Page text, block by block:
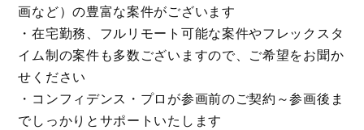
画など）の豊富な案件がございます
・在宅勤務、フルリモート可能な案件やフレックスタ
イム制の案件も多数ございますので、ご希望をお聞か
せください
・コンフィデンス・プロが参画前のご契約～参画後ま
でしっかりとサポートいたします